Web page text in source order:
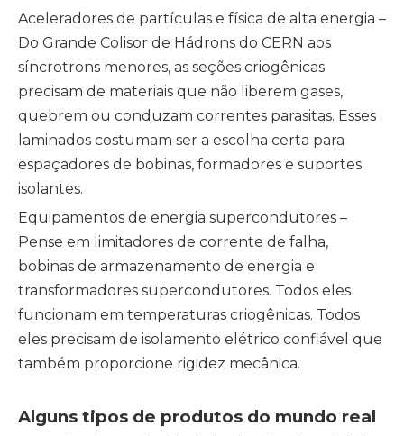
Aceleradores de partículas e física de alta energia –
Do Grande Colisor de Hádrons do CERN aos
síncrotrons menores, as seções criogênicas
precisam de materiais que não liberem gases,
quebrem ou conduzam correntes parasitas. Esses
laminados costumam ser a escolha certa para
espaçadores de bobinas, formadores e suportes
isolantes.
Equipamentos de energia supercondutores –
Pense em limitadores de corrente de falha,
bobinas de armazenamento de energia e
transformadores supercondutores. Todos eles
funcionam em temperaturas criogênicas. Todos
eles precisam de isolamento elétrico confiável que
também proporcione rigidez mecânica.
Alguns tipos de produtos do mundo real